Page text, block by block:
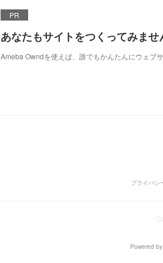
PR
あなたもサイトをつくってみませ
Ameba Owndを使えば、誰でもかんたんにウェブ
プライバシ
Powered by